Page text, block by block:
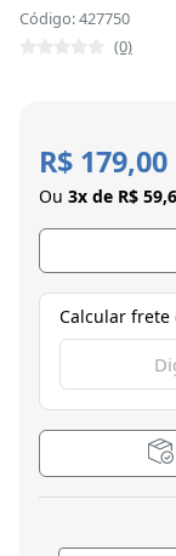
Código: 427750
(0)
R$ 179,00
Ou 3x de R$
Calcular frete